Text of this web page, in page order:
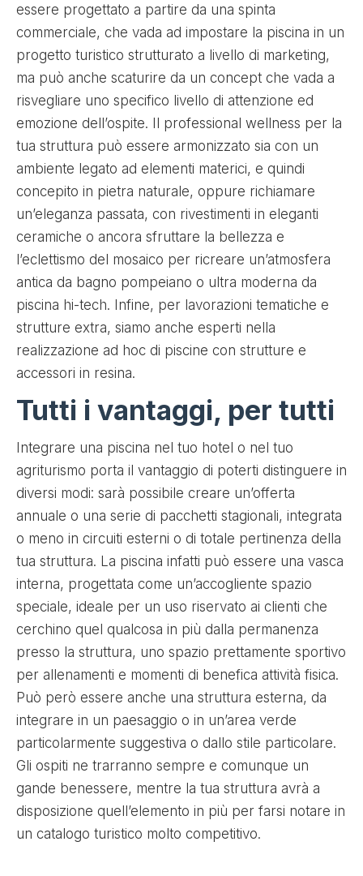
essere progettato a partire da una spinta
commerciale, che vada ad impostare la piscina in un
progetto turistico strutturato a livello di marketing,
ma può anche scaturire da un concept che vada a
risvegliare uno specifico livello di attenzione ed
emozione dell’ospite. Il professional wellness per la
tua struttura può essere armonizzato sia con un
ambiente legato ad elementi materici, e quindi
concepito in pietra naturale, oppure richiamare
un’eleganza passata, con rivestimenti in eleganti
ceramiche o ancora sfruttare la bellezza e
l’eclettismo del mosaico per ricreare un’atmosfera
antica da bagno pompeiano o ultra moderna da
piscina hi-tech. Infine, per lavorazioni tematiche e
strutture extra, siamo anche esperti nella
realizzazione ad hoc di piscine con strutture e
accessori in resina.
Tutti i vantaggi, per tutti
Integrare una piscina nel tuo hotel o nel tuo
agriturismo porta il vantaggio di poterti distinguere in
diversi modi: sarà possibile creare un’offerta
annuale o una serie di pacchetti stagionali, integrata
o meno in circuiti esterni o di totale pertinenza della
tua struttura. La piscina infatti può essere una vasca
interna, progettata come un’accogliente spazio
speciale, ideale per un uso riservato ai clienti che
cerchino quel qualcosa in più dalla permanenza
presso la struttura, uno spazio prettamente sportivo
per allenamenti e momenti di benefica attività fisica.
Può però essere anche una struttura esterna, da
integrare in un paesaggio o in un’area verde
particolarmente suggestiva o dallo stile particolare.
Gli ospiti ne trarranno sempre e comunque un
gande benessere, mentre la tua struttura avrà a
disposizione quell’elemento in più per farsi notare in
un catalogo turistico molto competitivo.